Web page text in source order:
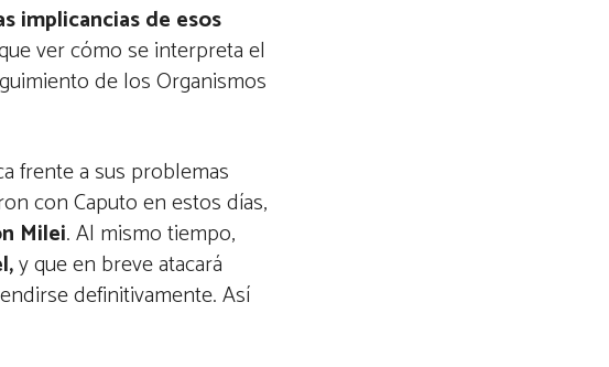
implicancias de esos
ver cómo se interpreta el
de los Organismos
frente a sus problemas
con Caputo en estos días,
Milei. Al mismo tiempo,
y que en breve atacará
definitivamente. Así